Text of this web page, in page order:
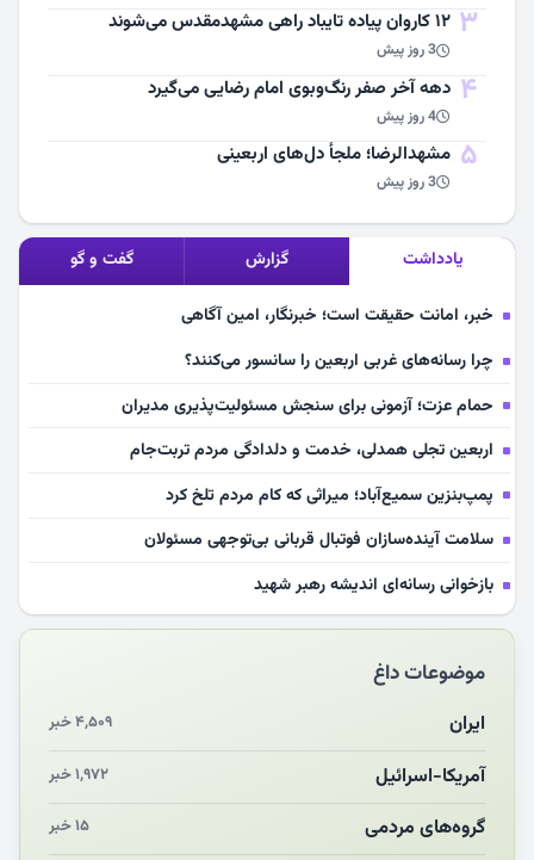
3 ۱۲ کاروان پیاده تایباد راهی مشهدمقدس می‌شوند
3 روز پیش
4 دهه آخر صفر رنگ‌وبوی امام رضایی می‌گیرد
4 روز پیش
5 مشهد‌الرضا؛ ملجأ دل‌های اربعینی
3 روز پیش
یادداشت گزارش گفت و گو
خبر، امانت حقیقت است؛ خبرنگار، امین آگاهی
چرا رسانه‌های غربی اربعین را سانسور می‌کنند؟
حمام عزت؛ آزمونی برای سنجش مسئولیت‌پذیری مدیران
اربعین تجلی همدلی، خدمت و دلدادگی مردم تربت‌جام
پمپ‌بنزین سمیع‌آباد؛ میراثی که کام مردم تلخ کرد
سلامت آینده‌سازان فوتبال قربانی بی‌توجهی مسئولان
بازخوانی رسانه‌ای اندیشه رهبر شهید
مشهدالرضا آقای شهید ایران را در آغوش کشید
مکن ای صبح طلوع
چرایی «استقبال از آقای ایران»
انقلاب مردمی و مردم انقلابی
مرگ خاموش زیست‌محیطی در منطقه تربت‌جام
موضوعات داغ
ایران ۴,۵۰۹ خبر
آمریکا-اسرائیل ۱,۹۷۲ خبر
گروه‌های مردمی ۱۵ خبر